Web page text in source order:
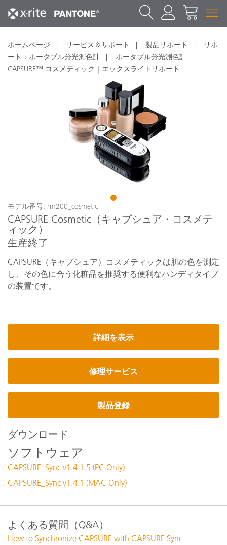
ホームページ サービス＆サポート 製品サポート
サポ
ート：ポータブル分光測色計
ポータブル分光測色計
CAPSURE™ コスメティック｜エックスライトサポート
1
モデル番号: rm200_cosmetic
CAPSURE Cosmetic（キャプシュア・コスメテ
ィック）
生産終了
CAPSURE （キャプシュア）コスメティックは肌の色を測定
し、その色に合う化粧品を推奨する便利なハンディタイプ
の装置です。
詳細を表示
修理サービス
製品登録
ダウンロード
ソフトウェア
CAPSURE_Sync v1.4.1.5 (PC Only)
CAPSURE_Sync v1.4.1 (MAC Only)
よくある質問（Q&A）
How to Synchronize CAPSURE with CAPSURE Sync